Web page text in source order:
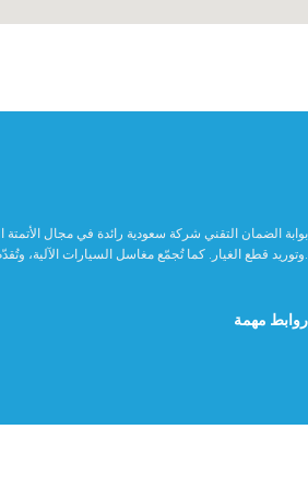
بوابة الضمان التقني شركة سعودية رائدة في مجال الأتمتة
وتوريد قطع الغيار. كما تُجمّع مغاسل السيارات الآلية، وتُقدّم حلولاً مبتكرة وعالية الجودة.
روابط مهمة